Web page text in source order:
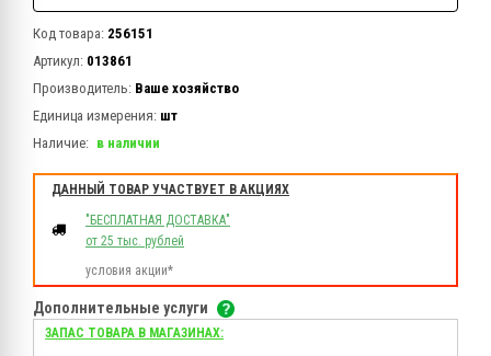
Код товара: 256151
Артикул: 013861
Производитель: Ваше хозяйство
Единица измерения: шт
Наличие: в наличии
ДАННЫЙ ТОВАР УЧАСТВУЕТ В АКЦИЯХ
"БЕСПЛАТНАЯ ДОСТАВКА"
от 25 тыс. рублей
условия акции*
Дополнительные услуги
ЗАПАС ТОВАРА В МАГАЗИНАХ: